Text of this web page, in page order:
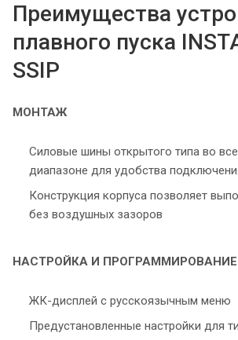
Преимущества
плавного пуска
SSIP
МОНТАЖ
Силовые шины открытого типа во
диапазоне для удобства
Конструкция корпуса позволяет
без воздушных зазоров
НАСТРОЙКА И ПРОГРАММИРОВАНИЕ
ЖК-дисплей с русскоязычным меню
Предустановленные настройки для